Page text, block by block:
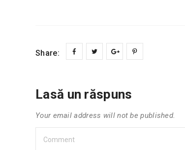
Share:
Lasă un răspuns
Your email address will not be published.